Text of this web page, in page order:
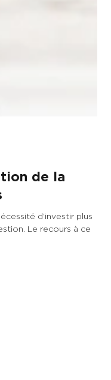
de la
d’investir plus